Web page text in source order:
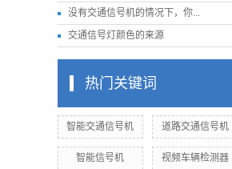
没有交通信号机的情况下，你...
交通信号灯颜色的来源
热门关键词
智能交通信号机 道路交通信号机
智能信号机 视频车辆检测器